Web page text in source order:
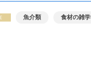
魚介類 食材の雑学